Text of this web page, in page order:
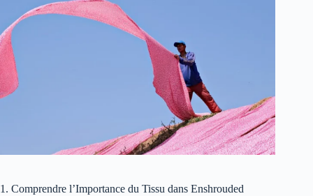
1. Comprendre l’Importance du Tissu dans Enshrouded